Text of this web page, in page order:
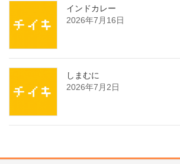
インドカレー
2026年7月16日
しまむに
2026年7月2日